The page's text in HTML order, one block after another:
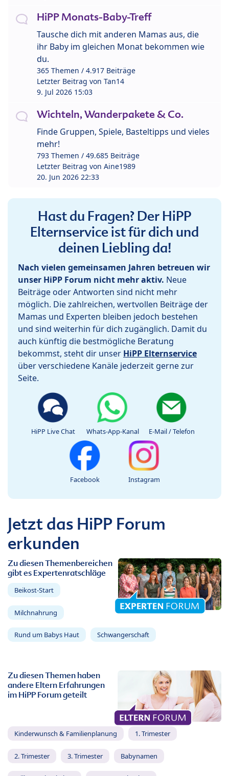
HiPP Monats-Baby-Treff
Tausche dich mit anderen Mamas aus, die
ihr Baby im gleichen Monat bekommen wie
du.
365 Themen / 4.917 Beiträge
Letzter Beitrag von Tan14
9. Jul 2026 15:03
Wichteln, Wanderpakete & Co.
Finde Gruppen, Spiele, Basteltipps und vieles
mehr!
793 Themen / 49.685 Beiträge
Letzter Beitrag von Aine1989
20. Jun 2026 22:33
Hast du Fragen? Der HiPP
Elternservice ist für dich und
deinen Liebling da!
Nach vielen gemeinsamen Jahren betreuen wir
unser HiPP Forum nicht mehr aktiv. Neue
Beiträge oder Antworten sind nicht mehr
möglich. Die zahlreichen, wertvollen Beiträge der
Mamas und Experten bleiben jedoch bestehen
und sind weiterhin für dich zugänglich. Damit du
auch künftig die bestmögliche Beratung
bekommst, steht dir unser HiPP Elternservice
über verschiedene Kanäle jederzeit gerne zur
Seite.
HiPP Live Chat Whats-App-Kanal E-Mail / Telefon
Facebook Instagram
Jetzt das HiPP Forum
erkunden
Zu diesen Themenbereichen
gibt es Expertenratschläge
Beikost-Start
Milchnahrung
Rund um Babys Haut Schwangerschaft
Zu diesen Themen haben
andere Eltern Erfahrungen
im HiPP Forum geteilt
Kinderwunsch & Familienplanung 1. Trimester
2. Trimester 3. Trimester Babynamen